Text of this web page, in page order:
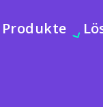
Produkte